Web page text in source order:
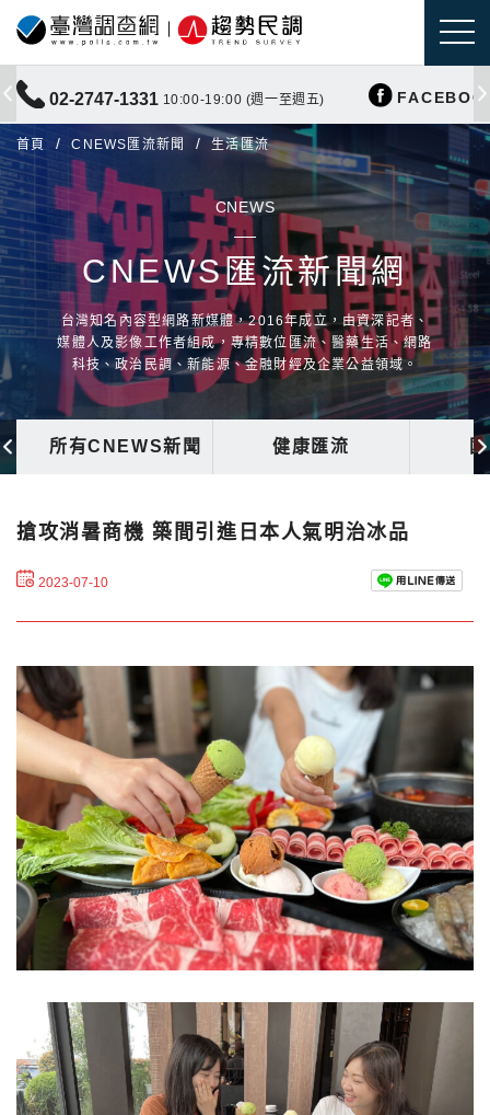
02-2747-1331 10:00-19:00 (週一至週五)
首頁 CNEWS匯流新聞 生活匯流
CNEWS
CNEWS匯流新聞網
台灣知名內容型網路新媒體，2016年成立，由資深記者、
媒體人及影像工作者組成，專精數位匯流、醫藥生活、網路
科技、政治民調、新能源、金融財經及企業公益領域。
所有CNEWS新聞 健康匯流
搶攻消暑商機 築間引進日本人氣明治冰品
2023-07-10